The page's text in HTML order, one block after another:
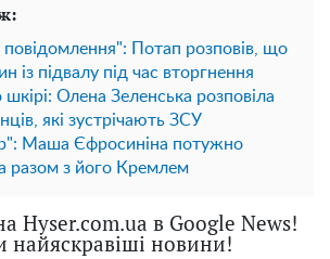
повідомлення": Потап розповів, що
із підвалу під час вторгнення
Олена Зеленська розповіла
які зустрічають ЗСУ
Маша Єфросиніна потужно
разом з його Кремлем
Hyser.com.ua в Google News!
найяскравіші новини!